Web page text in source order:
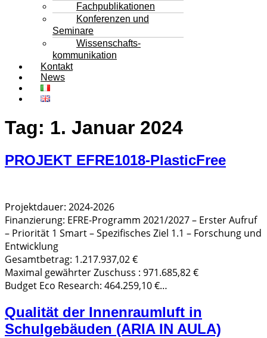
Fachpublikationen
Konferenzen und
Seminare
Wissenschafts-
kommunikation
Kontakt
News
Tag: 1. Januar 2024
PROJEKT EFRE1018-PlasticFree
Projektdauer: 2024-2026
Finanzierung: EFRE-Programm 2021/2027 – Erster Aufruf
– Priorität 1 Smart – Spezifisches Ziel 1.1 – Forschung und
Entwicklung
Gesamtbetrag: 1.217.937,02 €
Maximal gewährter Zuschuss : 971.685,82 €
Budget Eco Research: 464.259,10 €…
Qualität der Innenraumluft in
Schulgebäuden (ARIA IN AULA)